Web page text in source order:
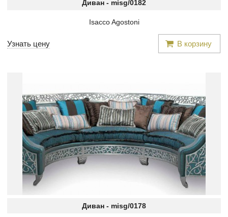
Диван - misg/0182
Isacco Agostoni
Узнать цену В корзину
Диван - misg/0178